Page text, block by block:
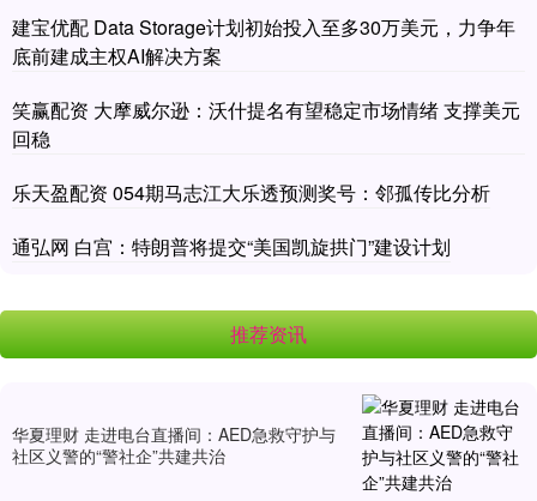
建宝优配 Data Storage计划初始投入至多30万美元，力争年
底前建成主权AI解决方案
笑赢配资 大摩威尔逊：沃什提名有望稳定市场情绪 支撑美元
回稳
乐天盈配资 054期马志江大乐透预测奖号：邻孤传比分析
通弘网 白宫：特朗普将提交“美国凯旋拱门”建设计划
推荐资讯
华夏理财 走进电台直播间：AED急救守护与
社区义警的“警社企”共建共治